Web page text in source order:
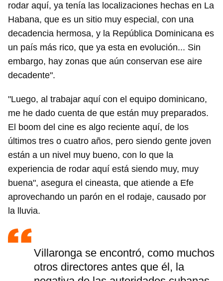
rodar aquí, ya tenía las localizaciones hechas en La
Habana, que es un sitio muy especial, con una
decadencia hermosa, y la República Dominicana es
un país más rico, que ya esta en evolución... Sin
embargo, hay zonas que aún conservan ese aire
decadente".
"Luego, al trabajar aquí con el equipo dominicano,
me he dado cuenta de que están muy preparados.
El boom del cine es algo reciente aquí, de los
últimos tres o cuatro años, pero siendo gente joven
están a un nivel muy bueno, con lo que la
experiencia de rodar aquí está siendo muy, muy
buena", asegura el cineasta, que atiende a Efe
aprovechando un parón en el rodaje, causado por
la lluvia.
Villaronga se encontró, como muchos
otros directores antes que él, la